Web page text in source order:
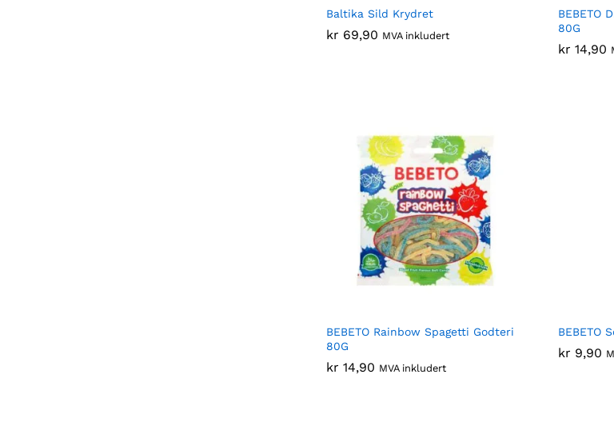
Baltika Sild Krydret
kr 69,90 MVA inkludert
kr 69,90
BEBETO
80G
kr 14,90
kr 14,90
BEBETO Rainbow Spagetti Godteri
80G
kr 14,90 MVA inkludert
kr 14,90
BEBETO
kr 9,90
kr 9,90